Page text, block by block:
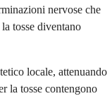
nervose che
tosse diventano
locale, attenuando
la tosse contengono